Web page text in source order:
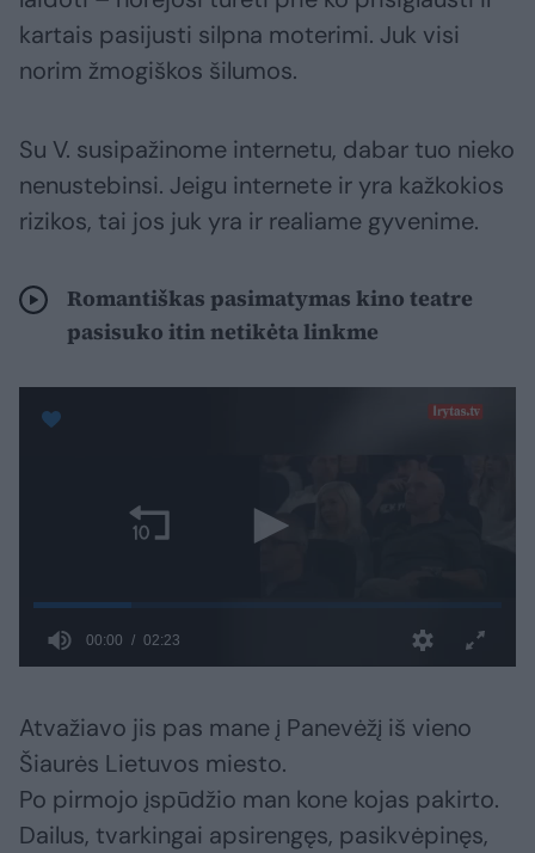
kartais pasijusti silpna moterimi. Juk visi
norim žmogiškos šilumos.
Su V. susipažinome internetu, dabar tuo nieko
nenustebinsi. Jeigu internete ir yra kažkokios
rizikos, tai jos juk yra ir realiame gyvenime.
Romantiškas pasimatymas kino teatre
pasisuko itin netikėta linkme
Atvažiavo jis pas mane į Panevėžį iš vieno
Šiaurės Lietuvos miesto.
Po pirmojo įspūdžio man kone kojas pakirto.
Dailus, tvarkingai apsirengęs, pasikvėpinęs,